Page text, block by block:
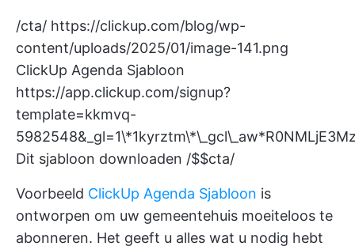
/cta/ https://clickup.com/blog/wp-
content/uploads/2025/01/image-141.png
ClickUp Agenda Sjabloon
https://app.clickup.com/signup?
template=kkmvq-
Dit sjabloon downloaden /$$cta/
Voorbeeld ClickUp Agenda Sjabloon is
ontworpen om uw gemeentehuis moeiteloos te
abonneren. Het geeft u alles wat u nodig hebt